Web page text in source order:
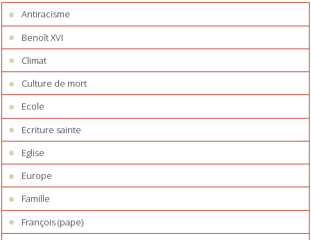
Antiracisme
Benoît XVI
Climat
Culture de mort
Ecole
Ecriture sainte
Eglise
Europe
Famille
François (pape)